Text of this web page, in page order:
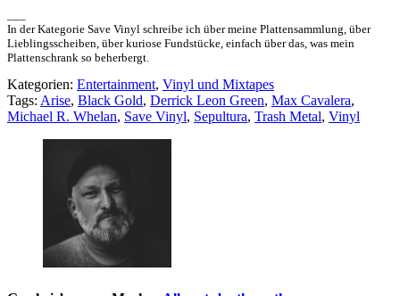
In der Kategorie Save Vinyl schreibe ich über meine Plattensammlung, über
Lieblingsscheiben, über kuriose Fundstücke, einfach über das, was mein
Plattenschrank so beherbergt.
Kategorien: Entertainment, Vinyl und Mixtapes
Tags: Arise, Black Gold, Derrick Leon Green, Max Cavalera,
Michael R. Whelan, Save Vinyl, Sepultura, Trash Metal, Vinyl